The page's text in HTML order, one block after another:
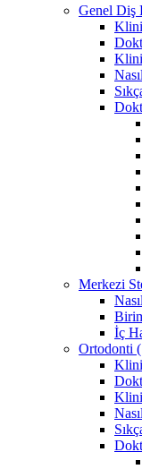
Genel Diş
Merkezi
İç
Ortodonti